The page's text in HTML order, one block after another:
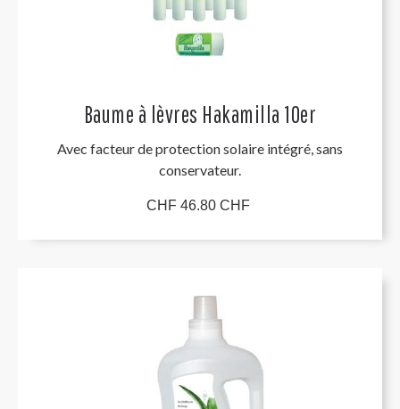
Baume à lèvres Hakamilla 10er
Avec facteur de protection solaire intégré, sans
conservateur.
CHF 46.80 CHF